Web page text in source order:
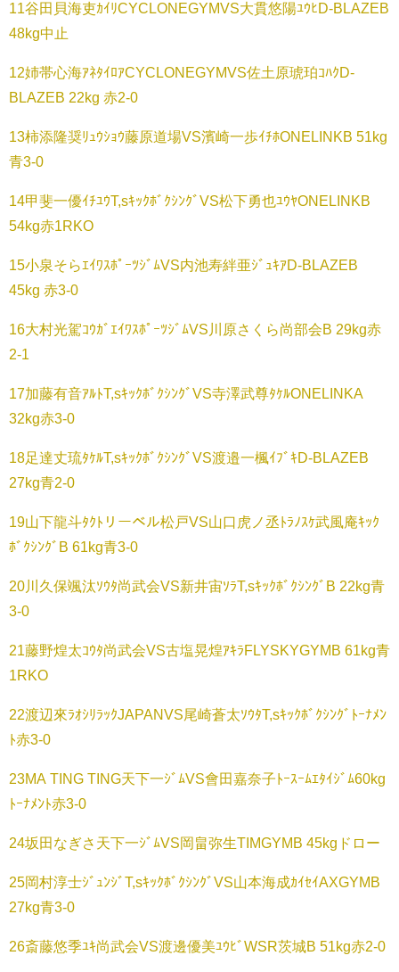
11谷田貝海吏ｶｲﾘCYCLONEGYMVS大貫悠陽ﾕｳﾋD-BLAZEB
48kg中止
12姉帯心海ｱﾈﾀｲﾛｱCYCLONEGYMVS佐土原琥珀ｺﾊｸD-
BLAZEB 22kg 赤2-0
13柿添隆奨ﾘｭｳｼｮｳ藤原道場VS濱崎一歩ｲﾁﾎONELINKB 51kg
青3-0
14甲斐一優ｲﾁﾕｳT,sｷｯｸﾎﾞｸｼﾝｸﾞVS松下勇也ﾕｳﾔONELINKB
54kg赤1RKO
15小泉そらｴｲﾜｽﾎﾟｰﾂｼﾞﾑVS内池寿絆亜ｼﾞｭｷｱD-BLAZEB
45kg 赤3-0
16大村光駕ｺｳｶﾞｴｲﾜｽﾎﾟｰﾂｼﾞﾑVS川原さくら尚部会B 29kg赤
2-1
17加藤有音ｱﾙﾄT,sｷｯｸﾎﾞｸｼﾝｸﾞVS寺澤武尊ﾀｹﾙONELINKA
32kg赤3-0
18足達丈琉ﾀｹﾙT,sｷｯｸﾎﾞｸｼﾝｸﾞVS渡邉一楓ｲﾌﾞｷD-BLAZEB
27kg青2-0
19山下龍斗ﾀｸﾄリーベル松戸VS山口虎ノ丞ﾄﾗﾉｽｹ武風庵ｷｯｸ
ﾎﾞｸｼﾝｸﾞB 61kg青3-0
20川久保颯汰ｿｳﾀ尚武会VS新井宙ｿﾗT,sｷｯｸﾎﾞｸｼﾝｸﾞB 22kg青
3-0
21藤野煌太ｺｳﾀ尚武会VS古塩晃煌ｱｷﾗFLYSKYGYMB 61kg青
1RKO
22渡辺來ﾗｵｼﾘﾗｯｸJAPANVS尾崎蒼太ｿｳﾀT,sｷｯｸﾎﾞｸｼﾝｸﾞﾄｰﾅﾒﾝ
ﾄ赤3-0
23MA TING TING天下一ｼﾞﾑVS會田嘉奈子ﾄｰｽｰﾑｴﾀｲｼﾞﾑ60kg
ﾄｰﾅﾒﾝﾄ赤3-0
24坂田なぎさ天下一ｼﾞﾑVS岡畠弥生TIMGYMB 45kgドロー
25岡村淳士ｼﾞｭﾝｼﾞT,sｷｯｸﾎﾞｸｼﾝｸﾞVS山本海成ｶｲｾｲAXGYMB
27kg青3-0
26斎藤悠季ﾕｷ尚武会VS渡邊優美ﾕｳﾋﾞWSR茨城B 51kg赤2-0